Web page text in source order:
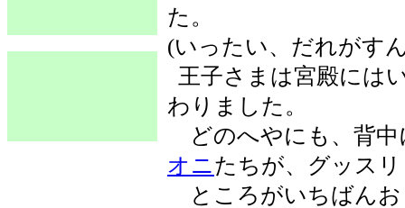
た。
(いったい、だれがす
王子さまは宮殿には
わりました。
どのへやにも、背中
オニたちが、グッス
ところがいちばんお